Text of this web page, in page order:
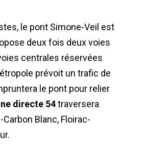
le pont Simone-Veil est
deux fois deux voies
centrales réservées
prévoit un trafic de
le pont pour relier
directe 54traversera
Blanc, Floirac-